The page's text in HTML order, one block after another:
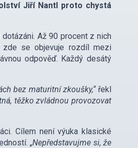
Jiří Nantl proto chystá
Až 90 procent z nich
zde se objevuje rozdíl mezi
odpověď. Každý desátý
bez maturitní zkoušky,“ řekl
těžko zvládnou provozovat
Cílem není výuka klasické
„Nepředstavujme si, že